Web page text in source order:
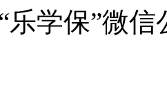
乐学保”微